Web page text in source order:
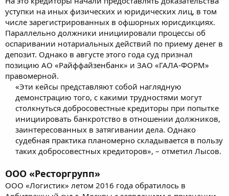
уступки на иных физических и юридических лиц, в том
числе зарегистрированных в офшорных юрисдикциях.
Параллельно должники инициировали процессы об
оспаривании нотариальных действий по приему денег в
депозит. Однако в августе этого года суд признал
позицию АО «Райффайзенбанк» и ЗАО «ГАЛА-ФОРМ»
правомерной.
«Эти кейсы представляют собой наглядную
демонстрацию того, с какими трудностями могут
столкнуться добросовестные кредиторы при попытке
инициировать банкротство в отношении должников,
заинтересованных в затягивании дела. Однако
судебная практика планомерно складывается в пользу
таких добросовестных кредиторов», – отметил Лысов.​
ООО «Ресторгрупп»
ООО «Логистик» летом 2016 года обратилось в